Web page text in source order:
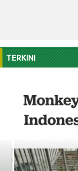
TERKINI